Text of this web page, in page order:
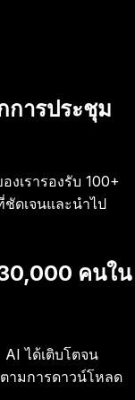
การประชุม
เรารองรับ 100+
ดเจนและนำไป
คนใน
AI ได้เติบโตจน
ามการดาวน์โหลด